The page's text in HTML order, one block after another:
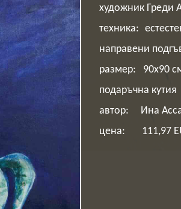
художник Греди
техника:
направени
размер: 90х90
подаръчна кутия
автор: Ина
цена: 111,97